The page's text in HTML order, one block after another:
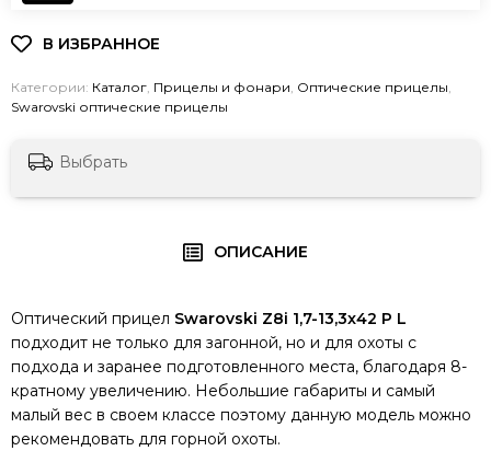
Категории: Каталог, Прицелы и фонари, Оптические прицелы,
Swarovski оптические прицелы
Выбрать
ОПИСАНИЕ
Оптический прицел Swarovski Z8i 1,7-13,3x42 P L
подходит не только для загонной, но и для охоты с
подхода и заранее подготовленного места, благодаря 8-
кратному увеличению. Небольшие габариты и самый
малый вес в своем классе поэтому данную модель можно
рекомендовать для горной охоты.